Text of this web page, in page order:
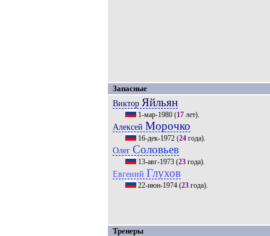
Запасные
Виктор Яйльян
1-мар-1980(17лет).
Алексей Морочко
16-дек-1972(24года).
Олег Соловьев
13-авг-1973(23года).
Евгений Глухов
22-июн-1974(23года).
Тренеры